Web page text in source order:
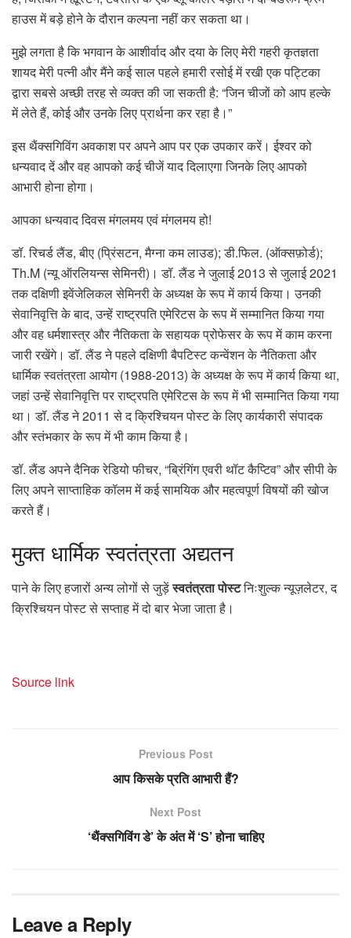
हाउस में बड़े होने के दौरान कल्पना नहीं कर सकता था।
मुझे लगता है कि भगवान के आशीर्वाद और दया के लिए मेरी गहरी कृतज्ञता
शायद मेरी पत्नी और मैंने कई साल पहले हमारी रसोई में रखी एक पट्टिका
द्वारा सबसे अच्छी तरह से व्यक्त की जा सकती है: “जिन चीजों को आप हल्के
में लेते हैं, कोई और उनके लिए प्रार्थना कर रहा है।”
इस थैंक्सगिविंग अवकाश पर अपने आप पर एक उपकार करें। ईश्वर को
धन्यवाद दें और वह आपको कई चीजें याद दिलाएगा जिनके लिए आपको
आभारी होना होगा।
आपका धन्यवाद दिवस मंगलमय एवं मंगलमय हो!
डॉ. रिचर्ड लैंड, बीए (प्रिंसटन, मैग्ना कम लाउड); डी.फिल. (ऑक्सफ़ोर्ड);
Th.M (न्यू ऑरलियन्स सेमिनरी)। डॉ. लैंड ने जुलाई 2013 से जुलाई 2021
तक दक्षिणी इवेंजेलिकल सेमिनरी के अध्यक्ष के रूप में कार्य किया। उनकी
सेवानिवृत्ति के बाद, उन्हें राष्ट्रपति एमेरिटस के रूप में सम्मानित किया गया
और वह धर्मशास्त्र और नैतिकता के सहायक प्रोफेसर के रूप में काम करना
जारी रखेंगे। डॉ. लैंड ने पहले दक्षिणी बैपटिस्ट कन्वेंशन के नैतिकता और
धार्मिक स्वतंत्रता आयोग (1988-2013) के अध्यक्ष के रूप में कार्य किया था,
जहां उन्हें सेवानिवृत्ति पर राष्ट्रपति एमेरिटस के रूप में भी सम्मानित किया गया
था। डॉ. लैंड ने 2011 से द क्रिश्चियन पोस्ट के लिए कार्यकारी संपादक
और स्तंभकार के रूप में भी काम किया है।
डॉ. लैंड अपने दैनिक रेडियो फीचर, “ब्रिंगिंग एवरी थॉट कैप्टिव” और सीपी के
लिए अपने साप्ताहिक कॉलम में कई सामयिक और महत्वपूर्ण विषयों की खोज
करते हैं।
मुक्तधार्मिक स्वतंत्रता अद्यतन
पाने के लिए हजारों अन्य लोगों से जुड़ेंस्वतंत्रता पोस्टनिःशुल्क न्यूज़लेटर, द
क्रिश्चियन पोस्ट से सप्ताह में दो बार भेजा जाता है।
Source link
Previous Post
आप किसके प्रति आभारी हैं?
Next Post
‘थैंक्सगिविंग डे’ के अंत में ‘S’ होना चाहिए
Leave a Reply